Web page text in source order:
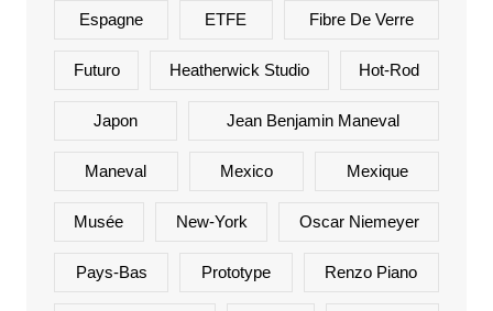
Espagne ETFE Fibre De Verre
Futuro Heatherwick Studio Hot-Rod
Japon Jean Benjamin Maneval
Maneval Mexico Mexique
Musée New-York Oscar Niemeyer
Pays-Bas Prototype Renzo Piano